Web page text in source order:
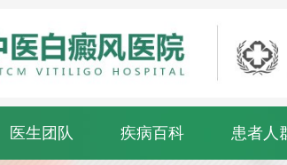
医生团队 疾病百科 患者人